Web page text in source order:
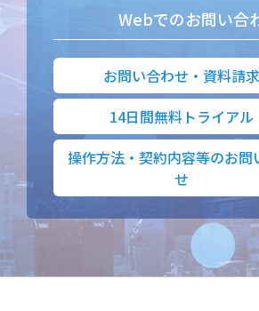
Webでのお問い合
お問い合わせ・資料請求
14日間無料トライアル
操作方法・契約内容等のお問
せ